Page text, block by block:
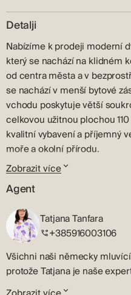
Detalji
Nabízíme k prodeji moderní
který se nachází na klidném
od centra města a v
se nachází v menší bytové
vchodu poskytuje větší
celkovou užitnou plochou
kvalitní vybavení a příjemný
moře a okolní přírodu.
Naplánovat
Byt se rozkládá na dvou
vstupní prostor, toaleta pro
otevřeným konceptem, který
obývací pokoj. Obývací
rozloze 7 m² a soukromou
relaxaci a trávení času
vedou do horního patra, kde
Zobrazit více
Agent
Tatjana Tanfara
+385916003106
Všichni naši německy
protože Tatjana je naše